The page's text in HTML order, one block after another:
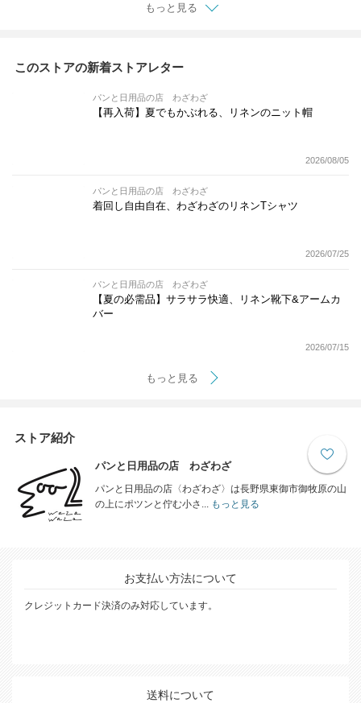
もっと見る
このストアの新着ストアレター
パンと日用品の店 わざわざ
【再入荷】夏でもかぶれる、リネンのニット帽
2026/08/05
パンと日用品の店 わざわざ
着回し自由自在、わざわざのリネンTシャツ
2026/07/25
パンと日用品の店 わざわざ
【夏の必需品】サラサラ快適、リネン靴下&アームカ
バー
2026/07/15
もっと見る
ストア紹介
パンと日用品の店 わざわざ
パンと日用品の店〈わざわざ〉は長野県東御市御牧原の山
の上にポツンと佇む小さ...もっと見る
お支払い方法について
クレジットカード決済のみ対応しています。
送料について